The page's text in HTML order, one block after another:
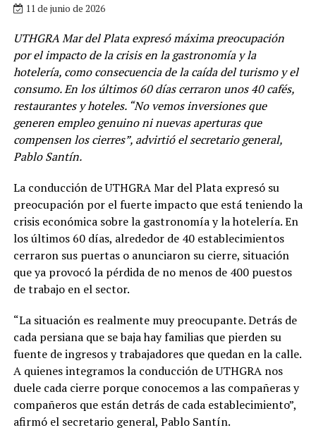
11 de junio de 2026
UTHGRA Mar del Plata expresó máxima preocupación
por el impacto de la crisis en la gastronomía y la
hotelería, como consecuencia de la caída del turismo y el
consumo. En los últimos 60 días cerraron unos 40 cafés,
restaurantes y hoteles. “No vemos inversiones que
generen empleo genuino ni nuevas aperturas que
compensen los cierres”, advirtió el secretario general,
Pablo Santín.
La conducción de UTHGRA Mar del Plata expresó su
preocupación por el fuerte impacto que está teniendo la
crisis económica sobre la gastronomía y la hotelería. En
los últimos 60 días, alrededor de 40 establecimientos
cerraron sus puertas o anunciaron su cierre, situación
que ya provocó la pérdida de no menos de 400 puestos
de trabajo en el sector.
“La situación es realmente muy preocupante. Detrás de
cada persiana que se baja hay familias que pierden su
fuente de ingresos y trabajadores que quedan en la calle.
A quienes integramos la conducción de UTHGRA nos
duele cada cierre porque conocemos a las compañeras y
compañeros que están detrás de cada establecimiento”,
afirmó el secretario general, Pablo Santín.